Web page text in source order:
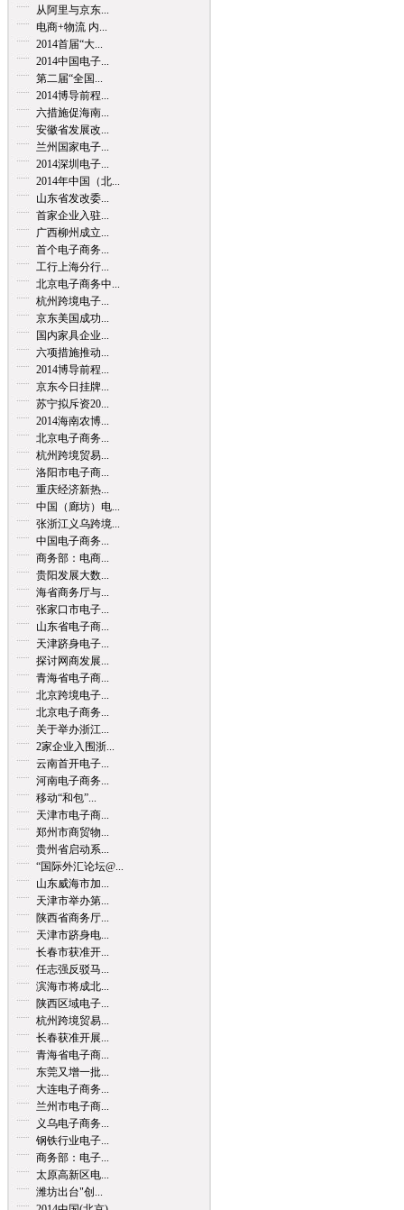
从阿里与京东...
电商+物流 内...
2014首届“大...
2014中国电子...
第二届“全国...
2014博导前程...
六措施促海南...
安徽省发展改...
兰州国家电子...
2014深圳电子...
2014年中国（北...
山东省发改委...
首家企业入驻...
广西柳州成立...
首个电子商务...
工行上海分行...
北京电子商务中...
杭州跨境电子...
京东美国成功...
国内家具企业...
六项措施推动...
2014博导前程...
京东今日挂牌...
苏宁拟斥资20...
2014海南农博...
北京电子商务...
杭州跨境贸易...
洛阳市电子商...
重庆经济新热...
中国（廊坊）电...
张浙江义乌跨境...
中国电子商务...
商务部：电商...
贵阳发展大数...
海省商务厅与...
张家口市电子...
山东省电子商...
天津跻身电子...
探讨网商发展...
青海省电子商...
北京跨境电子...
北京电子商务...
关于举办浙江...
2家企业入围浙...
云南首开电子...
河南电子商务...
移动“和包”...
天津市电子商...
郑州市商贸物...
贵州省启动系...
“国际外汇论坛@...
山东威海市加...
天津市举办第...
陕西省商务厅...
天津市跻身电...
长春市获准开...
任志强反驳马...
滨海市将成北...
陕西区域电子...
杭州跨境贸易...
长春获准开展...
青海省电子商...
东莞又增一批...
大连电子商务...
兰州市电子商...
义乌电子商务...
钢铁行业电子...
商务部：电子...
太原高新区电...
潍坊出台"创...